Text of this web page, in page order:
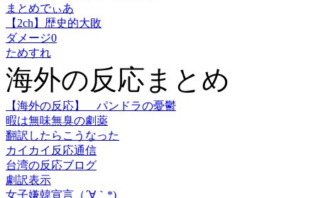
まとめでぃあ
【2ch】歴史的大敗
ダメージ0
ためすれ
海外の反応まとめ
【海外の反応】 パンドラの憂鬱
暇は無味無臭の劇薬
翻訳したらこうなった
カイカイ反応通信
台湾の反応ブログ
劇訳表示
女子嫌韓宣言（´∀｀*)